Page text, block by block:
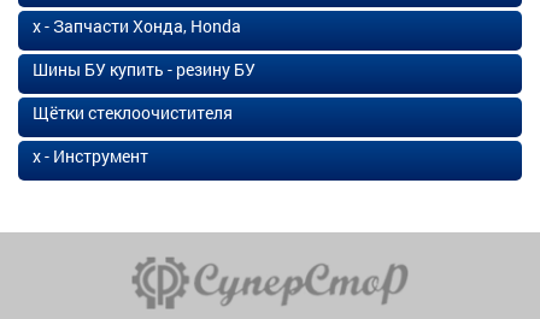
х - Запчасти Хонда, Honda
Шины БУ купить - резину БУ
Щётки стеклоочистителя
х - Инструмент